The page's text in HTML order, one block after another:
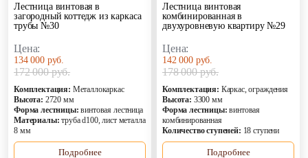
Лестница винтовая в
загородный коттедж из каркаса
трубы №30
Цена:
134 000 руб.
172 000 руб.
Комплектация: Металлокаркас
Высота: 2720 мм
Форма лестницы: винтовая лестница
Материалы: труба d100, лист металла
8 мм
Подробнее
Лестница винтовая
комбинированная в
двухуровневую квартиру №29
Цена:
142 000 руб.
178 000 руб.
Комплектация: Каркас, ограждения
Высота: 3300 мм
Форма лестницы: винтовая
комбинированная
Количество ступеней: 18 ступени
Подробнее